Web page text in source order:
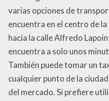
varias opciones de
encuentra en el centro de
hacia la calle Alfredo
encuentra a solo unos
También puede tomar un
cualquier punto de la
del mercado. Si prefiere